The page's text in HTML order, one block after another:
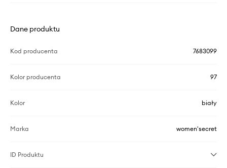
Dane produktu
Kod producenta 7683099
Kolor producenta 97
Kolor biały
Marka women'secret
ID Produktu